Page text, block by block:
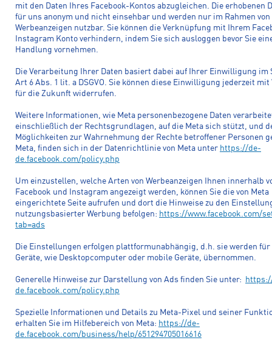
mit den Daten Ihres Facebook-Kontos abzugleichen. Die erhobenen
für uns anonym und nicht einsehbar und werden nur im Rahmen von
Werbeanzeigen nutzbar. Sie können die Verknüpfung mit Ihrem
Instagram Konto verhindern, indem Sie sich ausloggen bevor Sie
Handlung vornehmen.
Die Verarbeitung Ihrer Daten basiert dabei auf Ihrer Einwilligung im
Art 6 Abs. 1 lit. a DSGVO. Sie können diese Einwilligung jederzeit
für die Zukunft widerrufen.
Weitere Informationen, wie Meta personenbezogene Daten
einschließlich der Rechtsgrundlagen, auf die Meta sich stützt, und
Möglichkeiten zur Wahrnehmung der Rechte betroffener Personen
Meta, finden sich in der Datenrichtlinie von Meta unter https://de-
de.facebook.com/policy.php
Um einzustellen, welche Arten von Werbeanzeigen Ihnen innerhalb
Facebook und Instagram angezeigt werden, können Sie die von Meta
eingerichtete Seite aufrufen und dort die Hinweise zu den
nutzungsbasierter Werbung befolgen: https://www.facebook.com/
tab=ads
Die Einstellungen erfolgen plattformunabhängig, d.h. sie werden für
Geräte, wie Desktopcomputer oder mobile Geräte, übernommen.
Generelle Hinweise zur Darstellung von Ads finden Sie unter:
de.facebook.com/policy.php
Spezielle Informationen und Details zu Meta-Pixel und seiner
erhalten Sie im Hilfebereich von Meta: https://de-
de.facebook.com/business/help/651294705016616